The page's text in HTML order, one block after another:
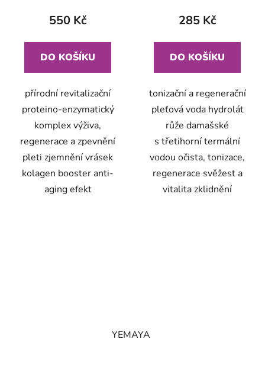
550 Kč
DO KOŠÍKU
přírodní revitalizační
proteino-enzymatický
komplex výživa,
regenerace a zpevnění
pleti zjemnění vrásek
kolagen booster anti-
aging efekt
285 Kč
DO KOŠÍKU
tonizační a regenerační
pleťová voda hydrolát
růže damašské
s třetihorní termální
vodou očista, tonizace,
regenerace svěžest a
vitalita zklidnění
YEMAYA